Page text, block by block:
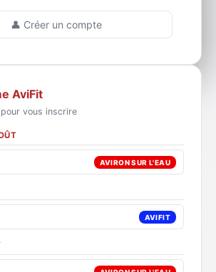
👤 Créer un compte
AviFit
vous inscrire
AVIRON SUR L'EAU
AVIFIT